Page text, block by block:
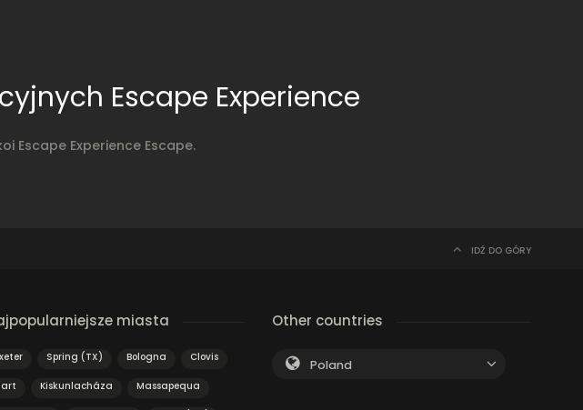
Escape Experience
Escape Experience Escape.
IDŹ DO GÓRY
miasta
Spring (TX) Bologna Clovis
Kiskunlacháza Massapequa
Other countries
Poland